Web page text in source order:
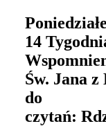
14
Św. Jana
do
czytań: